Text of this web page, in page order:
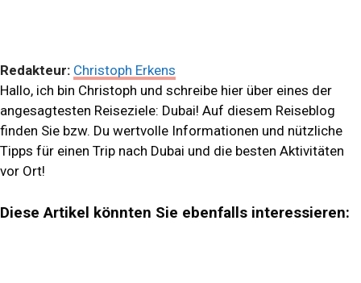
Redakteur: Christoph Erkens
Hallo, ich bin Christoph und schreibe hier über eines der
angesagtesten Reiseziele: Dubai! Auf diesem Reiseblog
finden Sie bzw. Du wertvolle Informationen und nützliche
Tipps für einen Trip nach Dubai und die besten Aktivitäten
vor Ort!
Diese Artikel könnten Sie ebenfalls interessieren: